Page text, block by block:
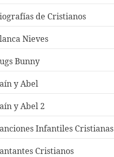
de Cristianos
Nieves
Bunny
y Abel
y Abel 2
Infantiles Cristianas
Cristianos